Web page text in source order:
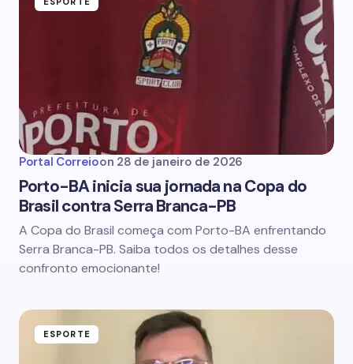
Portal Correioon 28 de janeiro de 2026
Porto-BA inicia sua jornada na Copa do
Brasil contra Serra Branca-PB
A Copa do Brasil começa com Porto-BA enfrentando
Serra Branca-PB. Saiba todos os detalhes desse
confronto emocionante!
ESPORTE